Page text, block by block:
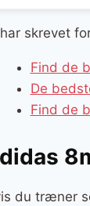
skrevet
Find de
De
Find de
du træner